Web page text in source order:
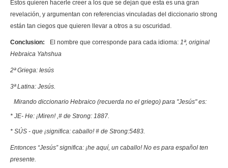
Estos quieren hacerle creer a los que se dejan que esta es una gran
revelación, y argumentan con referencias vinculadas del diccionario strong
están tan ciegos que quieren llevar a otros a su oscuridad.
Conclusion: El nombre que corresponde para cada idioma: 1ª, original
Hebraica Yahshua
2ª Griega: Iesús
3ª Latina: Jesús.
Mirando diccionario Hebraico (recuerda no el griego) para "Jesús" es:
* JE- He: ¡Miren! ,# de Strong: 1887.
* SÚS - que ¡significa: caballo! # de Strong:5483.
Entonces “Jesús” significa: ¡he aquí, un caballo! No es para español ten
presente.